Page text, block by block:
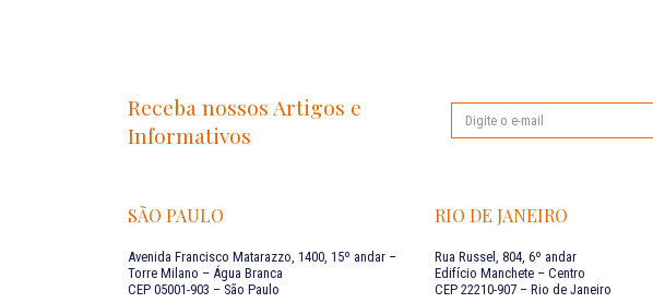
Receba nossos Artigos e
Informativos
SÃO PAULO
Avenida Francisco Matarazzo, 1400, 15º andar –
Torre Milano – Água Branca
CEP 05001-903 – São Paulo
RIO DE JANEIRO
Rua Russel, 804, 6º andar
Edifício Manchete – Centro
CEP 22210-907 – Rio de Janeiro